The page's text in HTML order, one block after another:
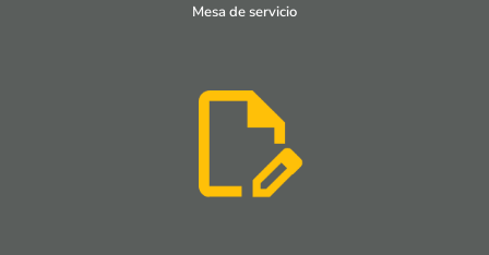
Mesa de servicio